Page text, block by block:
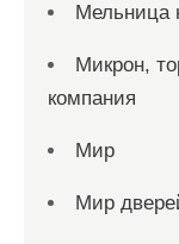
Мельница
Микрон,
компания
Мир
Мир